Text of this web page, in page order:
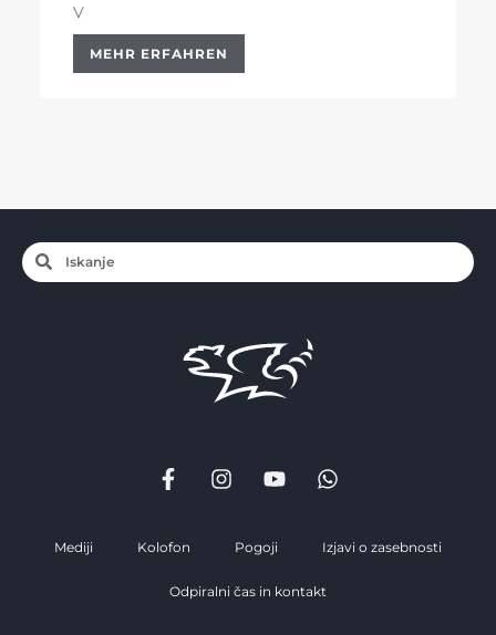
V
MEHR ERFAHREN
Mediji Kolofon Pogoji Izjavi o zasebnosti
Odpiralni čas in kontakt